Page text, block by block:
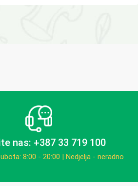
nas: +387 33 719 100
8:00 - 20:00 | Nedjelja - neradno